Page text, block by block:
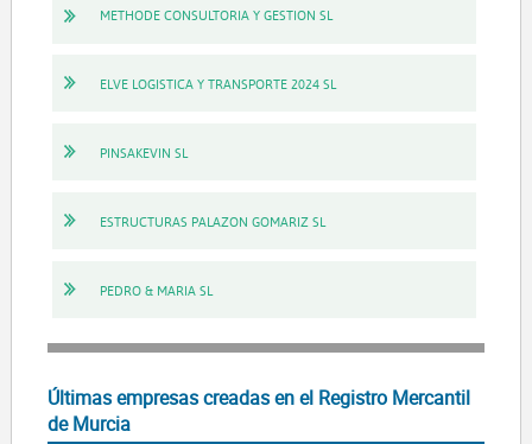
METHODE CONSULTORIA Y GESTION SL
ELVE LOGISTICA Y TRANSPORTE 2024 SL
PINSAKEVIN SL
ESTRUCTURAS PALAZON GOMARIZ SL
PEDRO & MARIA SL
Últimas empresas creadas en el Registro Mercantil
de Murcia